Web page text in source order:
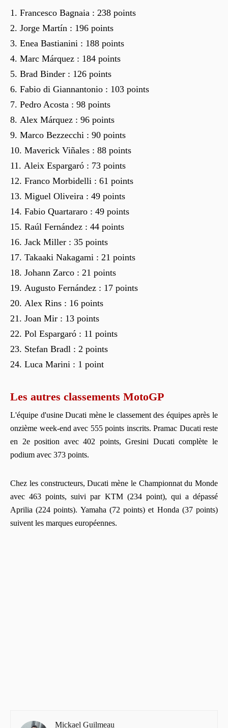
Francesco Bagnaia : 238 points
Jorge Martín : 196 points
Enea Bastianini : 188 points
Marc Márquez : 184 points
Brad Binder : 126 points
Fabio di Giannantonio : 103 points
Pedro Acosta : 98 points
Alex Márquez : 96 points
Marco Bezzecchi : 90 points
Maverick Viñales : 88 points
Aleix Espargaró : 73 points
Franco Morbidelli : 61 points
Miguel Oliveira : 49 points
Fabio Quartararo : 49 points
Raúl Fernández : 44 points
Jack Miller : 35 points
Takaaki Nakagami : 21 points
Johann Zarco : 21 points
Augusto Fernández : 17 points
Alex Rins : 16 points
Joan Mir : 13 points
Pol Espargaró : 11 points
Stefan Bradl : 2 points
Luca Marini : 1 point
Les autres classements MotoGP
L'équipe d'usine Ducati mène le classement des équipes après le
onzième week-end avec 555 points inscrits. Pramac Ducati reste
en 2e position avec 402 points, Gresini Ducati complète le
podium avec 373 points.
Chez les constructeurs, Ducati mène le Championnat du Monde
avec 463 points, suivi par KTM (234 point), qui a dépassé
Aprilia (224 points). Yamaha (72 points) et Honda (37 points)
suivent les marques européennes.
Mickael Guilmeau